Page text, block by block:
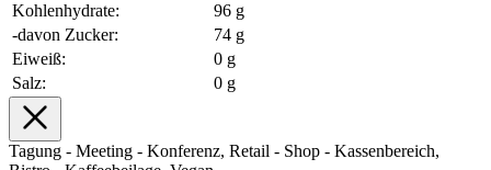
Kohlenhydrate:
96 g
-davon Zucker:
74 g
Eiweiß:
0 g
Salz:
0 g
Tagung - Meeting - Konferenz, Retail - Shop - Kassenbereich,